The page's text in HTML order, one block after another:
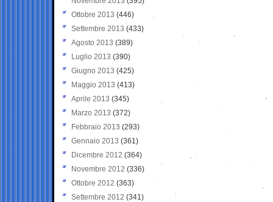
Ottobre 2013 (446)
Settembre 2013 (433)
Agosto 2013 (389)
Luglio 2013 (390)
Giugno 2013 (425)
Maggio 2013 (413)
Aprile 2013 (345)
Marzo 2013 (372)
Febbraio 2013 (293)
Gennaio 2013 (361)
Dicembre 2012 (364)
Novembre 2012 (336)
Ottobre 2012 (363)
Settembre 2012 (341)